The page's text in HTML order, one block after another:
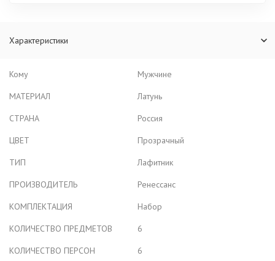
Характеристики
Кому
Мужчине
МАТЕРИАЛ
Латунь
СТРАНА
Россия
ЦВЕТ
Прозрачный
ТИП
Лафитник
ПРОИЗВОДИТЕЛЬ
Ренессанс
КОМПЛЕКТАЦИЯ
Набор
КОЛИЧЕСТВО ПРЕДМЕТОВ
6
КОЛИЧЕСТВО ПЕРСОН
6